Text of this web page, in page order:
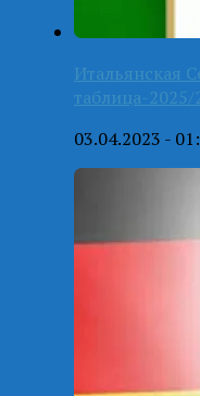
Итальянская
таблица-2025/
03.04.2023 -